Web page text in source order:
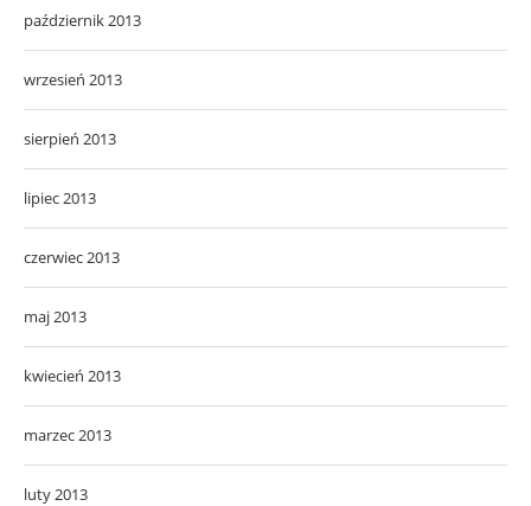
październik 2013
wrzesień 2013
sierpień 2013
lipiec 2013
czerwiec 2013
maj 2013
kwiecień 2013
marzec 2013
luty 2013